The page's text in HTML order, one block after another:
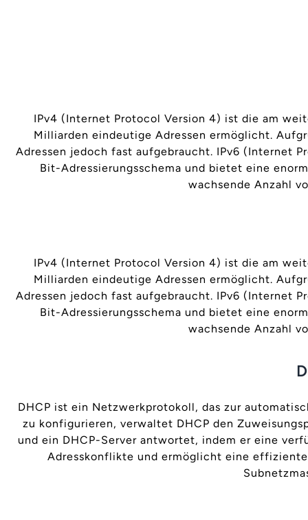
IPv4 (Internet Protocol Version 4) ist die am
Milliarden eindeutige Adressen ermöglicht.
Adressen jedoch fast aufgebraucht. IPv6 (Internet
Bit-Adressierungsschema und bietet eine
wachsende Anzahl
IPv4 (Internet Protocol Version 4) ist die am
Milliarden eindeutige Adressen ermöglicht.
Adressen jedoch fast aufgebraucht. IPv6 (Internet
Bit-Adressierungsschema und bietet eine
wachsende Anzahl
DHCP ist ein Netzwerkprotokoll, das zur
zu konfigurieren, verwaltet DHCP den
und ein DHCP-Server antwortet, indem er eine
Adresskonflikte und ermöglicht eine